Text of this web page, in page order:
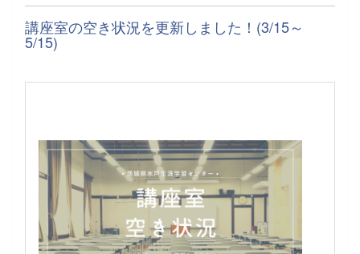
講座室の空き状況を更新しました！(3/15～
5/15)